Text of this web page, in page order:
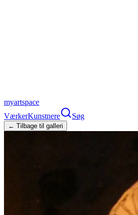
myartspace
VærkerKunstnere Søg
← Tilbage til galleri